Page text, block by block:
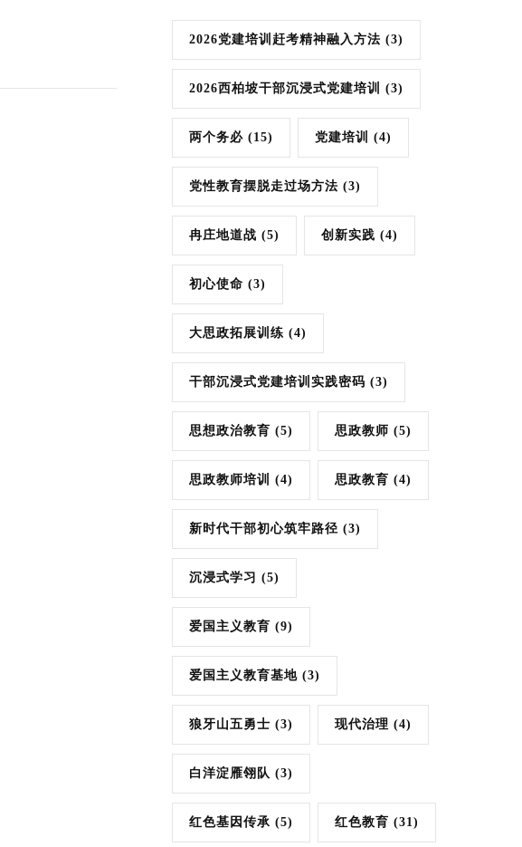
2026党建培训赶考精神融入方法 (3)
2026西柏坡干部沉浸式党建培训 (3)
两个务必 (15) 党建培训 (4)
党性教育摆脱走过场方法 (3)
冉庄地道战 (5) 创新实践 (4)
初心使命 (3)
大思政拓展训练 (4)
干部沉浸式党建培训实践密码 (3)
思想政治教育 (5) 思政教师 (5)
思政教师培训 (4) 思政教育 (4)
新时代干部初心筑牢路径 (3)
沉浸式学习 (5)
爱国主义教育 (9)
爱国主义教育基地 (3)
狼牙山五勇士 (3) 现代治理 (4)
白洋淀雁翎队 (3)
红色基因传承 (5) 红色教育 (31)